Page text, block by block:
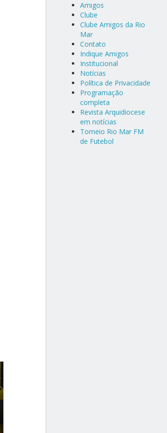
Amigos
Clube
Clube Amigos da Rio
Mar
Contato
Indique Amigos
Institucional
Notícias
Política de Privacidade
Programação
completa
Revista Arquidiocese
em notícias
Torneio Rio Mar FM
de Futebol